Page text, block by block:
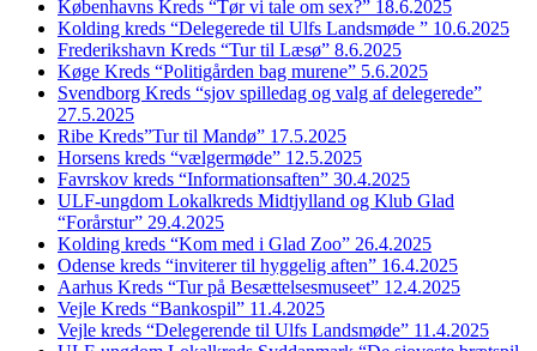
Københavns Kreds “Tør vi tale om sex?” 18.6.2025
Kolding kreds “Delegerede til Ulfs Landsmøde ” 10.6.2025
Frederikshavn Kreds “Tur til Læsø” 8.6.2025
Køge Kreds “Politigården bag murene” 5.6.2025
Svendborg Kreds “sjov spilledag og valg af delegerede”
27.5.2025
Ribe Kreds”Tur til Mandø” 17.5.2025
Horsens kreds “vælgermøde” 12.5.2025
Favrskov kreds “Informationsaften” 30.4.2025
ULF-ungdom Lokalkreds Midtjylland og Klub Glad
“Forårstur” 29.4.2025
Kolding kreds “Kom med i Glad Zoo” 26.4.2025
Odense kreds “inviterer til hyggelig aften” 16.4.2025
Aarhus Kreds “Tur på Besættelsesmuseet” 12.4.2025
Vejle Kreds “Bankospil” 11.4.2025
Vejle kreds “Delegerende til Ulfs Landsmøde” 11.4.2025